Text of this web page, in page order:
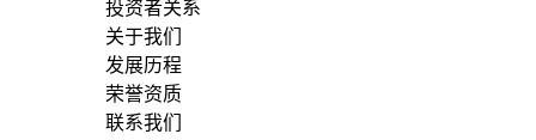
投资者关系
关于我们
发展历程
荣誉资质
联系我们